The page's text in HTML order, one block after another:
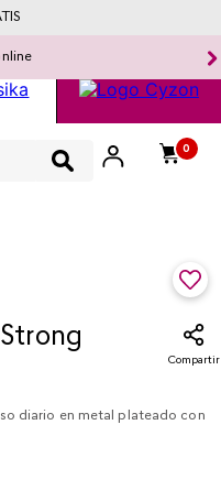
0
Compartir
diario en metal plateado con